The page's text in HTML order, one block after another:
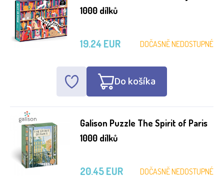
1000 dílků
DOČASNĚ NEDOSTUPNÉ
19.24 EUR
Do košíka
Galison Puzzle The Spirit of Paris
1000 dílků
DOČASNĚ NEDOSTUPNÉ
20.45 EUR